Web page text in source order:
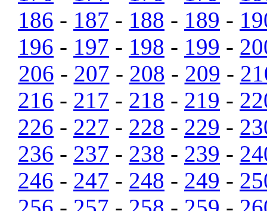
186 - 187 - 188 - 189 -
196 - 197 - 198 - 199 -
206 - 207 - 208 - 209 -
216 - 217 - 218 - 219 -
226 - 227 - 228 - 229 -
236 - 237 - 238 - 239 -
246 - 247 - 248 - 249 -